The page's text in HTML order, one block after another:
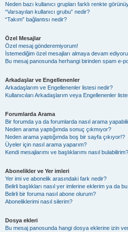
Neden bazı kullanıcı grupları farklı renkte
“Varsayılan kullanıcı grubu” nedir?
“Takım” bağlantısı nedir?
Özel Mesajlar
Özel mesaj gönderemiyorum!
İstemediğim özel mesajları almaya devam
Bu mesaj panosunda herhangi birinden spam e-
Arkadaşlar ve Engellenenler
Arkadaşlarım ve Engellenenler listesi nedir?
Kullanıcıları Arkadaşlarım veya Engellenenler
Forumlarda Arama
Bir forumda ya da forumlarda nasıl arama
Neden arama yaptığımda sonuç çıkmıyor?
Neden arama yaptığımda boş bir sayfa çıkıyor!?
Üyeler için nasıl arama yaparım?
Kendi mesajlarımı ve başlıklarımı nasıl bulabilirim?
Abonelikler ve Yer imleri
Yer imi ve abonelik arasındaki fark nedir?
Belirli başlıkları nasıl yer imlerine eklerim ya da
Belirli bir foruma nasıl abone olurum?
Aboneliklerimi nasıl silerim?
Dosya ekleri
Bu mesaj panosunda hangi dosya eklerine izin